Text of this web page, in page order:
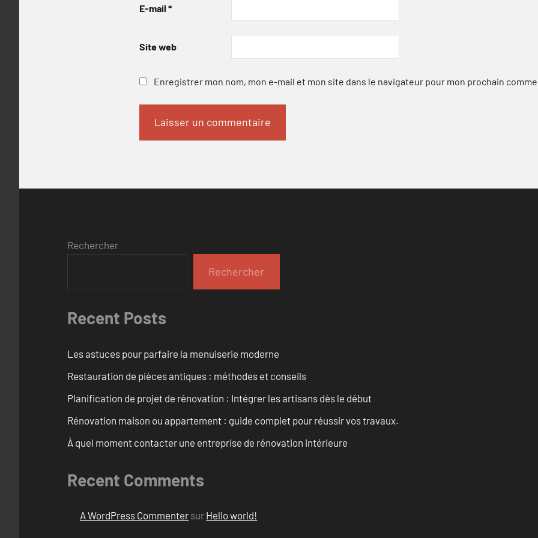
E-mail *
Site web
Enregistrer mon nom, mon e-mail et mon site dans le navigateur pour mon prochain
Rechercher
Rechercher
Recent Posts
Les astuces pour parfaire la menuiserie moderne
Restauration de pièces antiques : méthodes et conseils
Planification de projet de rénovation : Intégrer les artisans dès le début
Rénovation maison ou appartement : guide complet pour réussir vos travaux.
À quel moment contacter une entreprise de rénovation intérieure
Recent Comments
A WordPress Commenter sur Hello world!